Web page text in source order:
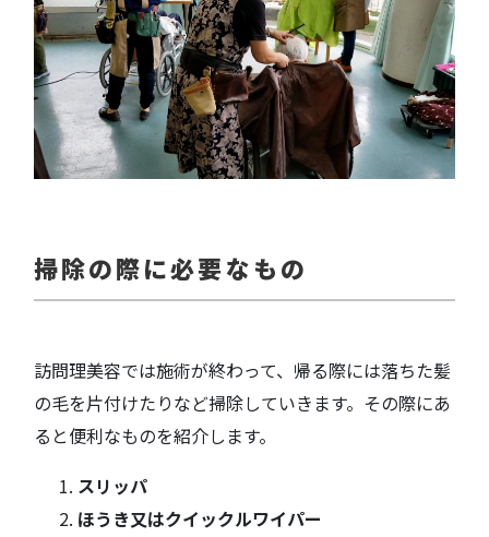
掃除の際に必要なもの
訪問理美容では施術が終わって、帰る際には落ちた髪
の毛を片付けたりなど掃除していきます。その際にあ
ると便利なものを紹介します。
スリッパ
ほうき又はクイックルワイパー